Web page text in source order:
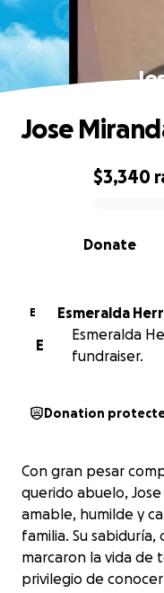
0% complete
$3,340
Donate
Jose
E
E
Esmeralda
fundraiser.
Donation
Con gran pesar
querido abuelo,
amable, humilde y
familia. Su
marcaron la vida de
privilegio de